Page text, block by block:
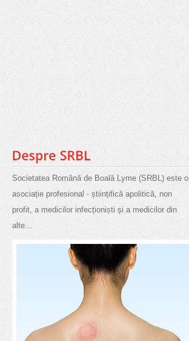
Societatea Română de Boală Lyme (SRBL) este o
asociație profesional - științifică apolitică, non
profit, a medicilor infecționiști și a medicilor din
alte...